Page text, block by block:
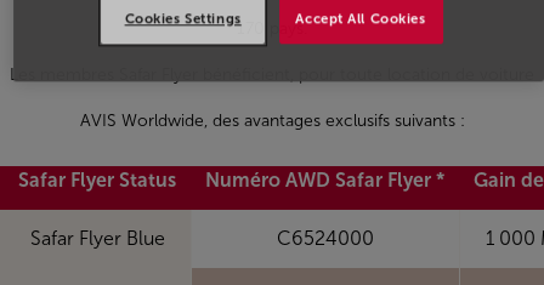
170 pays.
Les membres Safar Flyer bénéficient, pour toute location de voiture
AVIS Worldwide, des avantages exclusifs suivants :
Safar Flyer Status Numéro AWD Safar Flyer * Gain
Safar Flyer Blue C6524000 1 000
Accept All Cookies
Cookies Settings